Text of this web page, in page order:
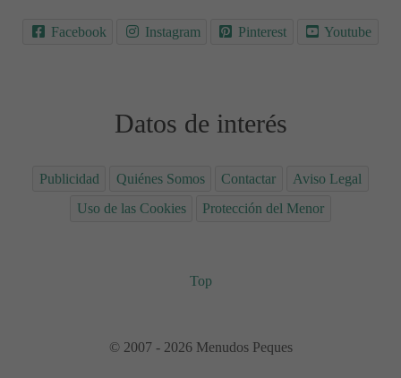
Facebook Instagram Pinterest Youtube
Datos de interés
Publicidad Quiénes Somos Contactar
Aviso Legal
Uso de las Cookies
Protección del Menor
Top
© 2007 - 2026 Menudos Peques